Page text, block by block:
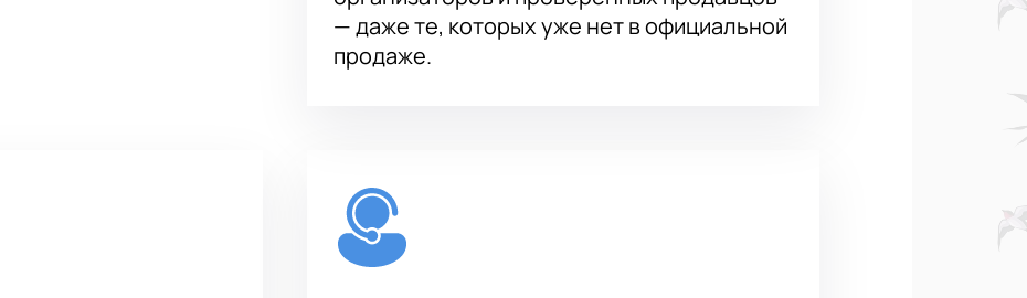
— даже те, которых уже нет в официальной
продаже.